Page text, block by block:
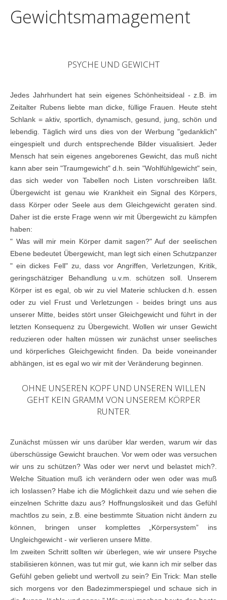
Gewichtsmamagement
PSYCHE UND GEWICHT
Jedes Jahrhundert hat sein eigenes Schönheitsideal - z.B. im
Zeitalter Rubens liebte man dicke, füllige Frauen. Heute steht
Schlank = aktiv, sportlich, dynamisch, gesund, jung, schön und
lebendig. Täglich wird uns dies von der Werbung "gedanklich"
eingespielt und durch entsprechende Bilder visualisiert. Jeder
Mensch hat sein eigenes angeborenes Gewicht, das muß nicht
kann aber sein "Traumgewicht" d.h. sein "Wohlfühlgewicht" sein,
das sich weder von Tabellen noch Listen vorschreiben läßt.
Übergewicht ist genau wie Krankheit ein Signal des Körpers,
dass Körper oder Seele aus dem Gleichgewicht geraten sind.
Daher ist die erste Frage wenn wir mit Übergewicht zu kämpfen
haben:
" Was will mir mein Körper damit sagen?" Auf der seelischen
Ebene bedeutet Übergewicht, man legt sich einen Schutzpanzer
" ein dickes Fell" zu, dass vor Angriffen, Verletzungen, Kritik,
geringschätziger Behandlung u.v.m. schützen soll. Unserem
Körper ist es egal, ob wir zu viel Materie schlucken d.h. essen
oder zu viel Frust und Verletzungen - beides bringt uns aus
unserer Mitte, beides stört unser Gleichgewicht und führt in der
letzten Konsequenz zu Übergewicht. Wollen wir unser Gewicht
reduzieren oder halten müssen wir zunächst unser seelisches
und körperliches Gleichgewicht finden. Da beide voneinander
abhängen, ist es egal wo wir mit der Veränderung beginnen.
OHNE UNSEREN KOPF UND UNSEREN WILLEN
GEHT KEIN GRAMM VON UNSEREM KÖRPER
RUNTER.
Zunächst müssen wir uns darüber klar werden, warum wir das
überschüssige Gewicht brauchen. Vor wem oder was versuchen
wir uns zu schützen? Was oder wer nervt und belastet mich?.
Welche Situation muß ich verändern oder wen oder was muß
ich loslassen? Habe ich die Möglichkeit dazu und wie sehen die
einzelnen Schritte dazu aus? Hoffnungslosikeit und das Gefühl
machtlos zu sein, z.B. eine bestimmte Situation nicht ändern zu
können, bringen unser komplettes „Körpersystem” ins
Ungleichgewicht - wir verlieren unsere Mitte.
Im zweiten Schritt sollten wir überlegen, wie wir unsere Psyche
stabilisieren können, was tut mir gut, wie kann ich mir selber das
Gefühl geben geliebt und wertvoll zu sein? Ein Trick: Man stelle
sich morgens vor den Badezimmerspiegel und schaue sich in